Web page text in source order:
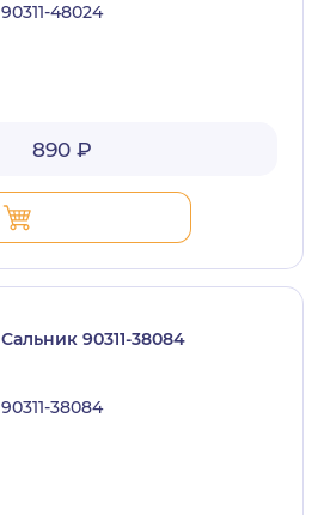
90311-48024
890 ₽
Сальник 90311-38084
90311-38084